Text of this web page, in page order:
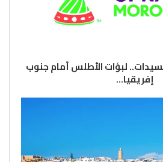
لبؤات الأطلس أمام جنوب
إفريقيا…